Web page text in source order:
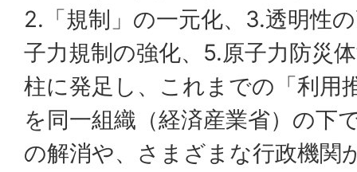
2.「規制」の一元化、3.透明性
子力規制の強化、5.原子力防災
柱に発足し、これまでの「利用
を同一組織（経済産業省）の下
の解消や、さまざまな行政機関